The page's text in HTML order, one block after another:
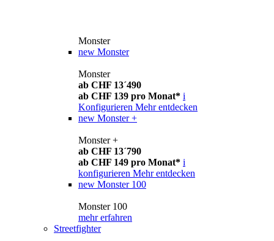
Monster
new Monster
Monster
ab CHF 13´490
ab CHF 139 pro Monat* i
Konfigurieren Mehr entdecken
new Monster +
Monster +
ab CHF 13´790
ab CHF 149 pro Monat* i
konfigurieren Mehr entdecken
new Monster 100
Monster 100
mehr erfahren
Streetfighter